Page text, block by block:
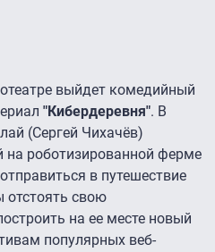
выйдет комедийный
"Кибердеревня". В
(Сергей Чихачёв)
на роботизированной ферме
в путешествие
свою
на ее месте новый
популярных веб-